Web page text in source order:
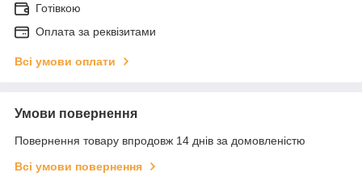
Готівкою
Оплата за реквізитами
Всі умови оплати
Умови повернення
Повернення товару впродовж 14 днів за домовленістю
Всі умови повернення